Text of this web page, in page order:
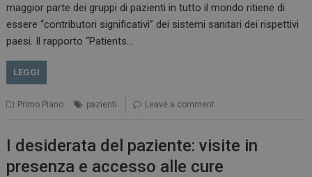
maggior parte dei gruppi di pazienti in tutto il mondo ritiene di
essere “contributori significativi” dei sistemi sanitari dei rispettivi
paesi. Il rapporto “Patients…
LEGGI
Primo Piano pazienti Leave a comment
I desiderata del paziente: visite in
presenza e accesso alle cure